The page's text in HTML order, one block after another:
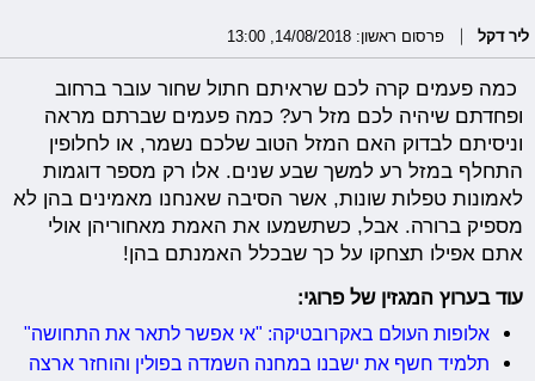
ליר דקל פרסום ראשון: 14/08/2018, 13:00
כמה פעמים קרה לכם שראיתם חתול שחור עובר ברחוב
ופחדתם שיהיה לכם מזל רע? כמה פעמים שברתם מראה
וניסיתם לבדוק האם המזל הטוב שלכם נשמר, או לחלופין
התחלף במזל רע למשך שבע שנים. אלו רק מספר דוגמות
לאמונות טפלות שונות, אשר הסיבה שאנחנו מאמינים בהן לא
מספיק ברורה. אבל, כשתשמעו את האמת מאחוריהן אולי
אתם אפילו תצחקו על כך שבכלל האמנתם בהן!
עוד בערוץ המגזין של פרוגי:
אלופות העולם באקרובטיקה: "אי אפשר לתאר את התחושה"
תלמיד חשף את ישבנו במחנה השמדה בפולין והוחזר ארצה